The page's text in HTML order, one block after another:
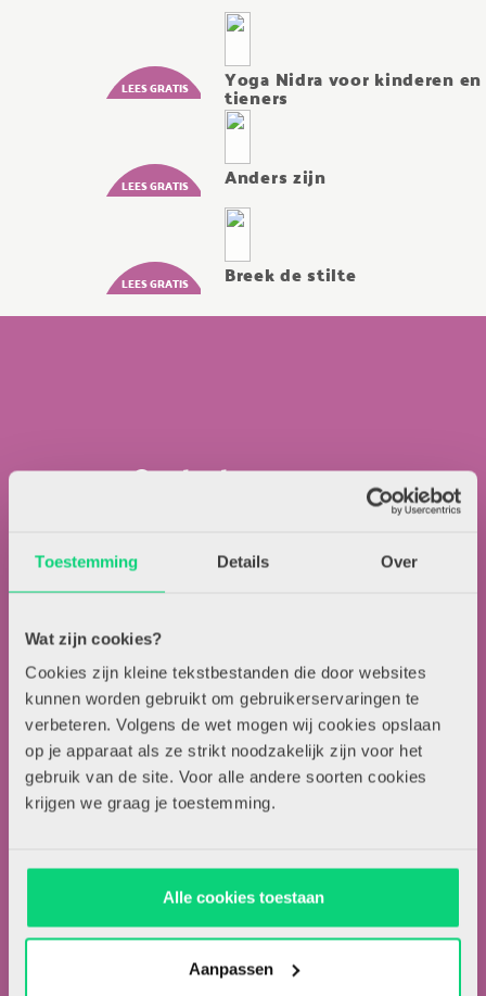
Toestemming Details Over
Wat zijn cookies?
Cookies zijn kleine tekstbestanden die door websites
kunnen worden gebruikt om gebruikerservaringen te
verbeteren. Volgens de wet mogen wij cookies opslaan
op je apparaat als ze strikt noodzakelijk zijn voor het
gebruik van de site. Voor alle andere soorten cookies
krijgen we graag je toestemming.
Alle cookies toestaan
Aanpassen
Yoga Nidra voor kinderen en
tieners
Anders zijn
Breek de stilte
Nieuwsbrief
Over HJK
Artikel insturen
Adverteren in HJK
Contactgegevens
T.a.v. redactie HJK
Locomotiefboulevard 101
013-5838800
contact@hjk-online.nl